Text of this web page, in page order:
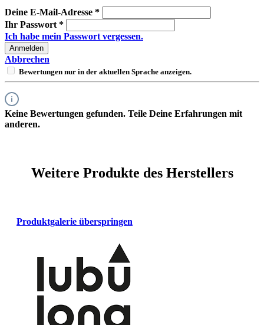
Deine E-Mail-Adresse *
Ihr Passwort *
Ich habe mein Passwort vergessen.
Anmelden
Abbrechen
Bewertungen nur in der aktuellen Sprache anzeigen.
Keine Bewertungen gefunden. Teile Deine Erfahrungen mit
anderen.
Weitere Produkte des Herstellers
Produktgalerie überspringen